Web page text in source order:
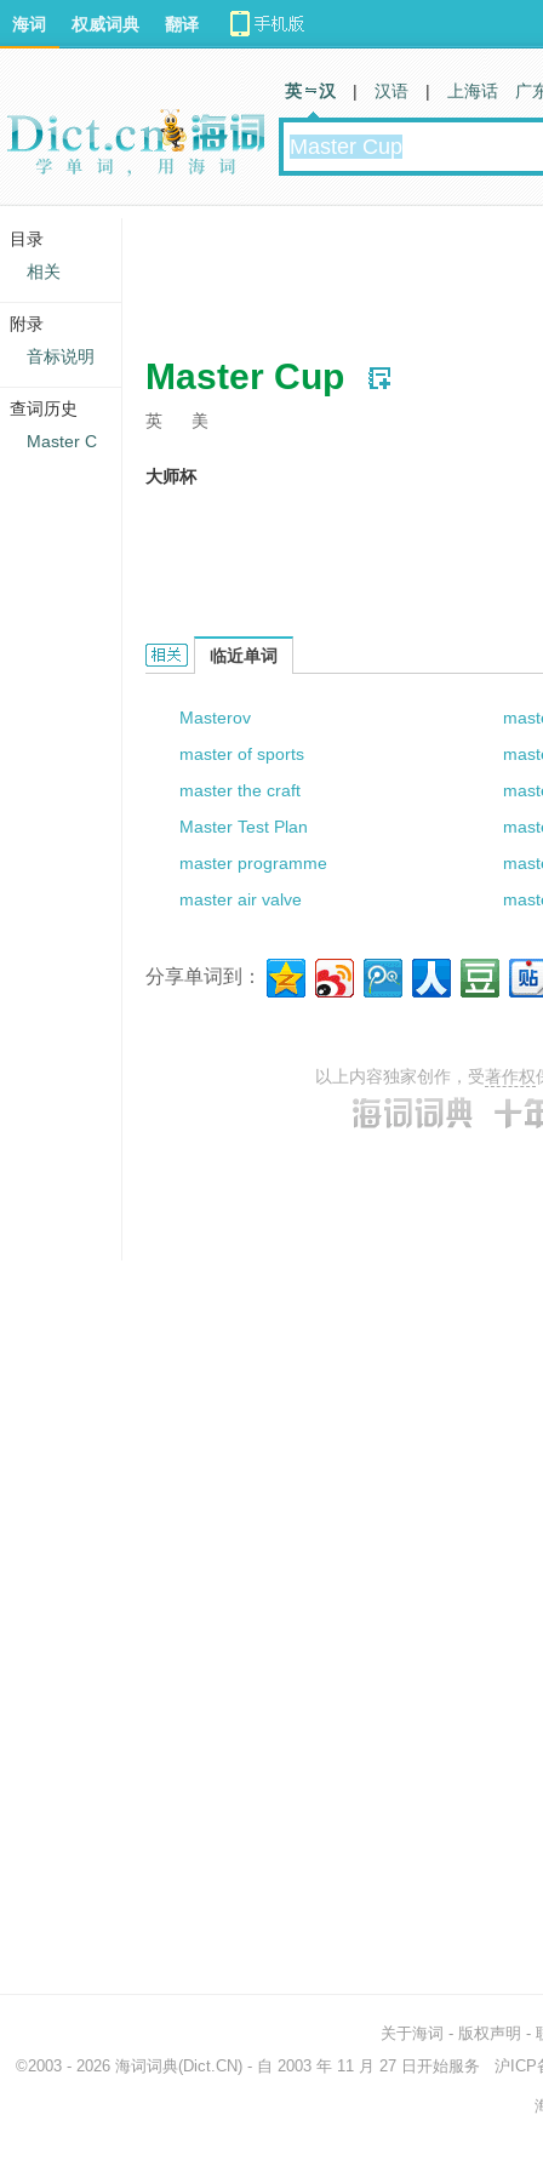
Master Cup
英 美
大师杯
Master Cup的相关资料：
临近单词
Masterov
master of sports
master the craft
Master Test Plan
master programme
master air valve
分享单词到：
以上内容独家创作，受著作权
海词 权威词典 翻译
英 汉 | 汉语 | 上海话 广
关于海词 - 版权声明 -
©2003 - 2026 海词词典(Dict.CN) - 自 2003 年 11 月 27 日开始服务 沪ICP
目录
相关
附录
音标说明
查词历史
Master C